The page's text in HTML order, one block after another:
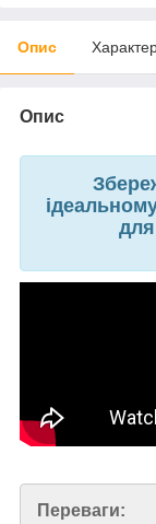
Опис
Опис
Переваги: